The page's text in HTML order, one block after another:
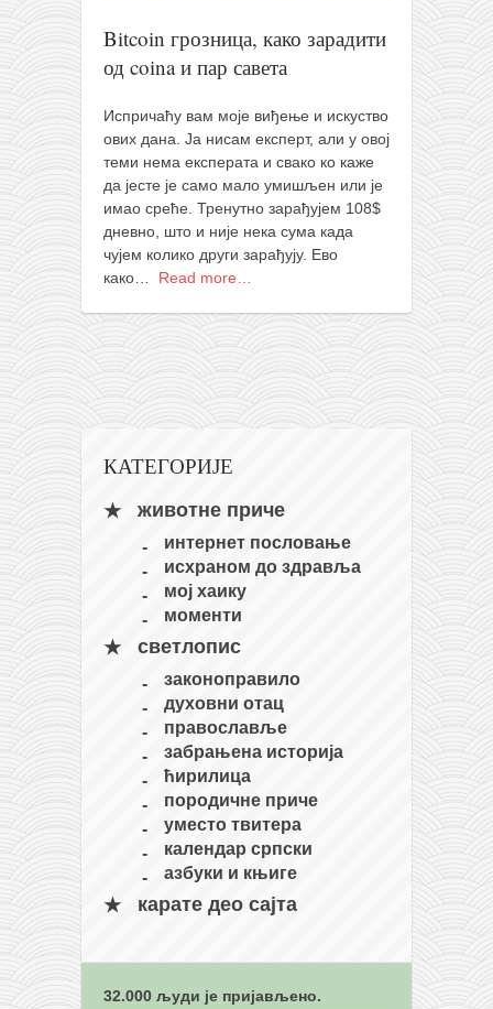
забрањена историја
ћирилица
породичне приче
прота Воја
уместо твитера
календар српски
азбуки и књиге
Окинава карате
најновије на блогу
моје белешке
историја каратеа
карате
кихон
наиханчи
темашивари
кобудо
нунчаку
тимбеи рочин
тсунами дојо
снимци наступа
Bitcoin грозница, како зарадити
од coina и пар савета
Испричаћу вам моје виђење и искуство
ових дана. Ја нисам експерт, али у овој
теми нема експерата и свако ко каже
да јесте је само мало умишљен или је
имао среће. Тренутно зарађујем 108$
дневно, што и није нека сума када
чујем колико други зарађују. Ево
како… Read more…
КАТЕГОРИЈЕ
животне приче
интернет пословање
исхраном до здравља
мој хаику
моменти
светлопис
законоправило
духовни отац
православље
забрањена историја
ћирилица
породичне приче
уместо твитера
календар српски
азбуки и књиге
карате део сајта
32.000 људи је пријављено.